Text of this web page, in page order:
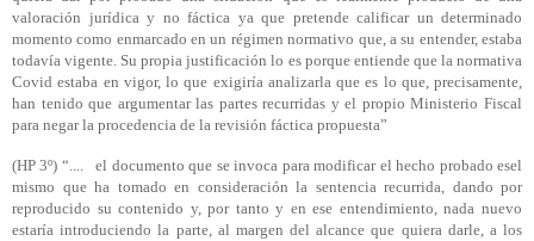
valoración jurídica y no fáctica ya que pretende calificar un determinado
momento como enmarcado en un régimen normativo que, a su entender, estaba
todavía vigente. Su propia justificación lo es porque entiende que la normativa
Covid estaba en vigor, lo que exigiría analizarla que es lo que, precisamente,
han tenido que argumentar las partes recurridas y el propio Ministerio Fiscal
para negar la procedencia de la revisión fáctica propuesta”
(HP 3º) “....
el documento que se invoca para modificar el hecho probado esel
mismo que ha tomado en consideración la sentencia recurrida, dando por
reproducido su contenido y, por tanto y en ese entendimiento, nada nuevo
estaría introduciendo la parte, al margen del alcance que quiera darle, a los